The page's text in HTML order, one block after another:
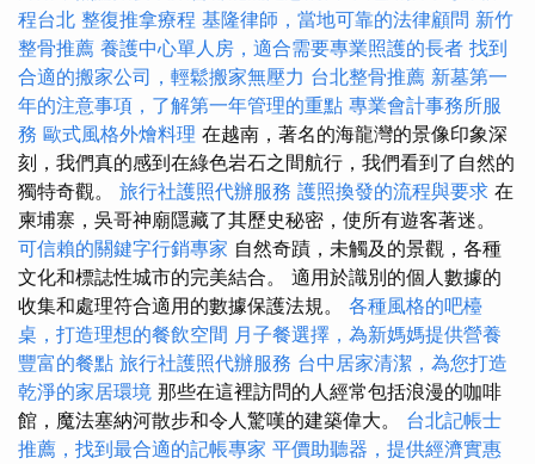
程台北 整復推拿療程 基隆律師，當地可靠的法律顧問 新竹
整骨推薦 養護中心單人房，適合需要專業照護的長者 找到
合適的搬家公司，輕鬆搬家無壓力 台北整骨推薦 新墓第一
年的注意事項，了解第一年管理的重點 專業會計事務所服
務 歐式風格外燴料理 在越南，著名的海龍灣的景像印象深
刻，我們真的感到在綠色岩石之間航行，我們看到了自然的
獨特奇觀。 旅行社護照代辦服務 護照換發的流程與要求 在
柬埔寨，吳哥神廟隱藏了其歷史秘密，使所有遊客著迷。
可信賴的關鍵字行銷專家 自然奇蹟，未觸及的景觀，各種
文化和標誌性城市的完美結合。 適用於識別的個人數據的
收集和處理符合適用的數據保護法規。 各種風格的吧檯
桌，打造理想的餐飲空間 月子餐選擇，為新媽媽提供營養
豐富的餐點 旅行社護照代辦服務 台中居家清潔，為您打造
乾淨的家居環境 那些在這裡訪問的人經常包括浪漫的咖啡
館，魔法塞納河散步和令人驚嘆的建築偉大。 台北記帳士
推薦，找到最合適的記帳專家 平價助聽器，提供經濟實惠